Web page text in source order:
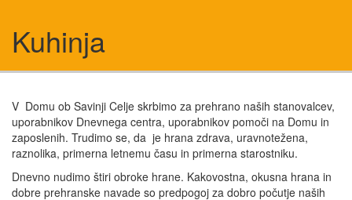
Kuhinja
V Domu ob Savinji Celje skrbimo za prehrano naših stanovalcev,
uporabnikov Dnevnega centra, uporabnikov pomoči na Domu in
zaposlenih. Trudimo se, da je hrana zdrava, uravnotežena,
raznolika, primerna letnemu času in primerna starostniku.
Dnevno nudimo štiri obroke hrane. Kakovostna, okusna hrana in
dobre prehranske navade so predpogoj za dobro počutje naših